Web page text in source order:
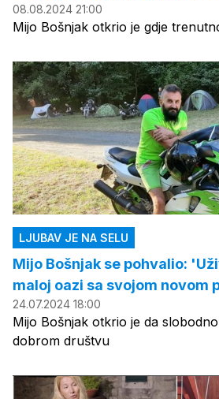
08.08.2024 21:00
Mijo Bošnjak otkrio je gdje
LJUBAV JE NA SELU
Mijo Bošnjak se pohvalio:
maloj oazi sa svojom novom
24.07.2024 18:00
Mijo Bošnjak otkrio je da
dobrom društvu